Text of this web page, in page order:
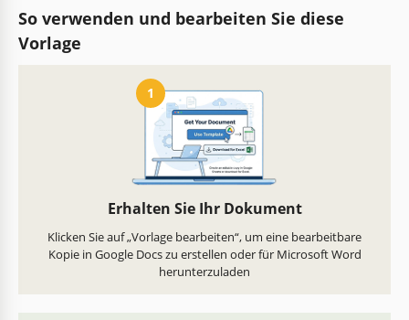
So verwenden und bearbeiten Sie diese
Vorlage
1
Erhalten Sie Ihr Dokument
Klicken Sie auf „Vorlage bearbeiten“, um eine bearbeitbare
Kopie in Google Docs zu erstellen oder für Microsoft Word
herunterzuladen